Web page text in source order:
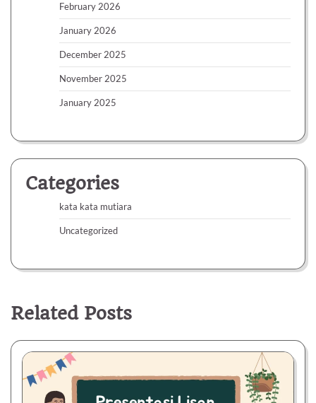
February 2026
January 2026
December 2025
November 2025
January 2025
Categories
kata kata mutiara
Uncategorized
Related Posts